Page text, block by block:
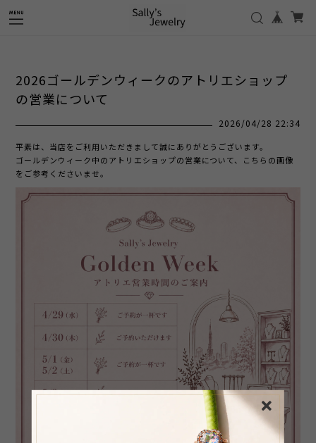
2026ゴールデンウィークのアトリエショップ
の営業について
2026/04/28 22:34
平素は、当店をご利用いただきまして誠にありがとうございます。
ゴールデンウィーク中のアトリエショップの営業について、こちらの画像
をご参考くださいませ。